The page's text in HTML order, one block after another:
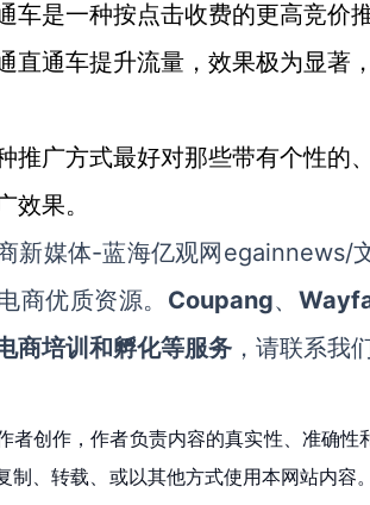
车是一种按点击收费的更高竞价
直通车提升流量，效果极为显著
推广方式最好对那些带有个性的
效果。
新媒体-蓝海亿观网egainnews/
商优质资源。 Coupang、
商培训和孵化等服务 ，请联系我
者创作，作者负责内容的真实性、准确
制、转载、或以其他方式使用本网站内